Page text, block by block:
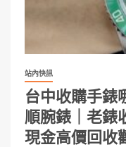
站內快訊
台中收購手錶
順腕錶｜老錶
現金高價回收